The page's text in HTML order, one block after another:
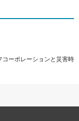
コーポレーションと災害時